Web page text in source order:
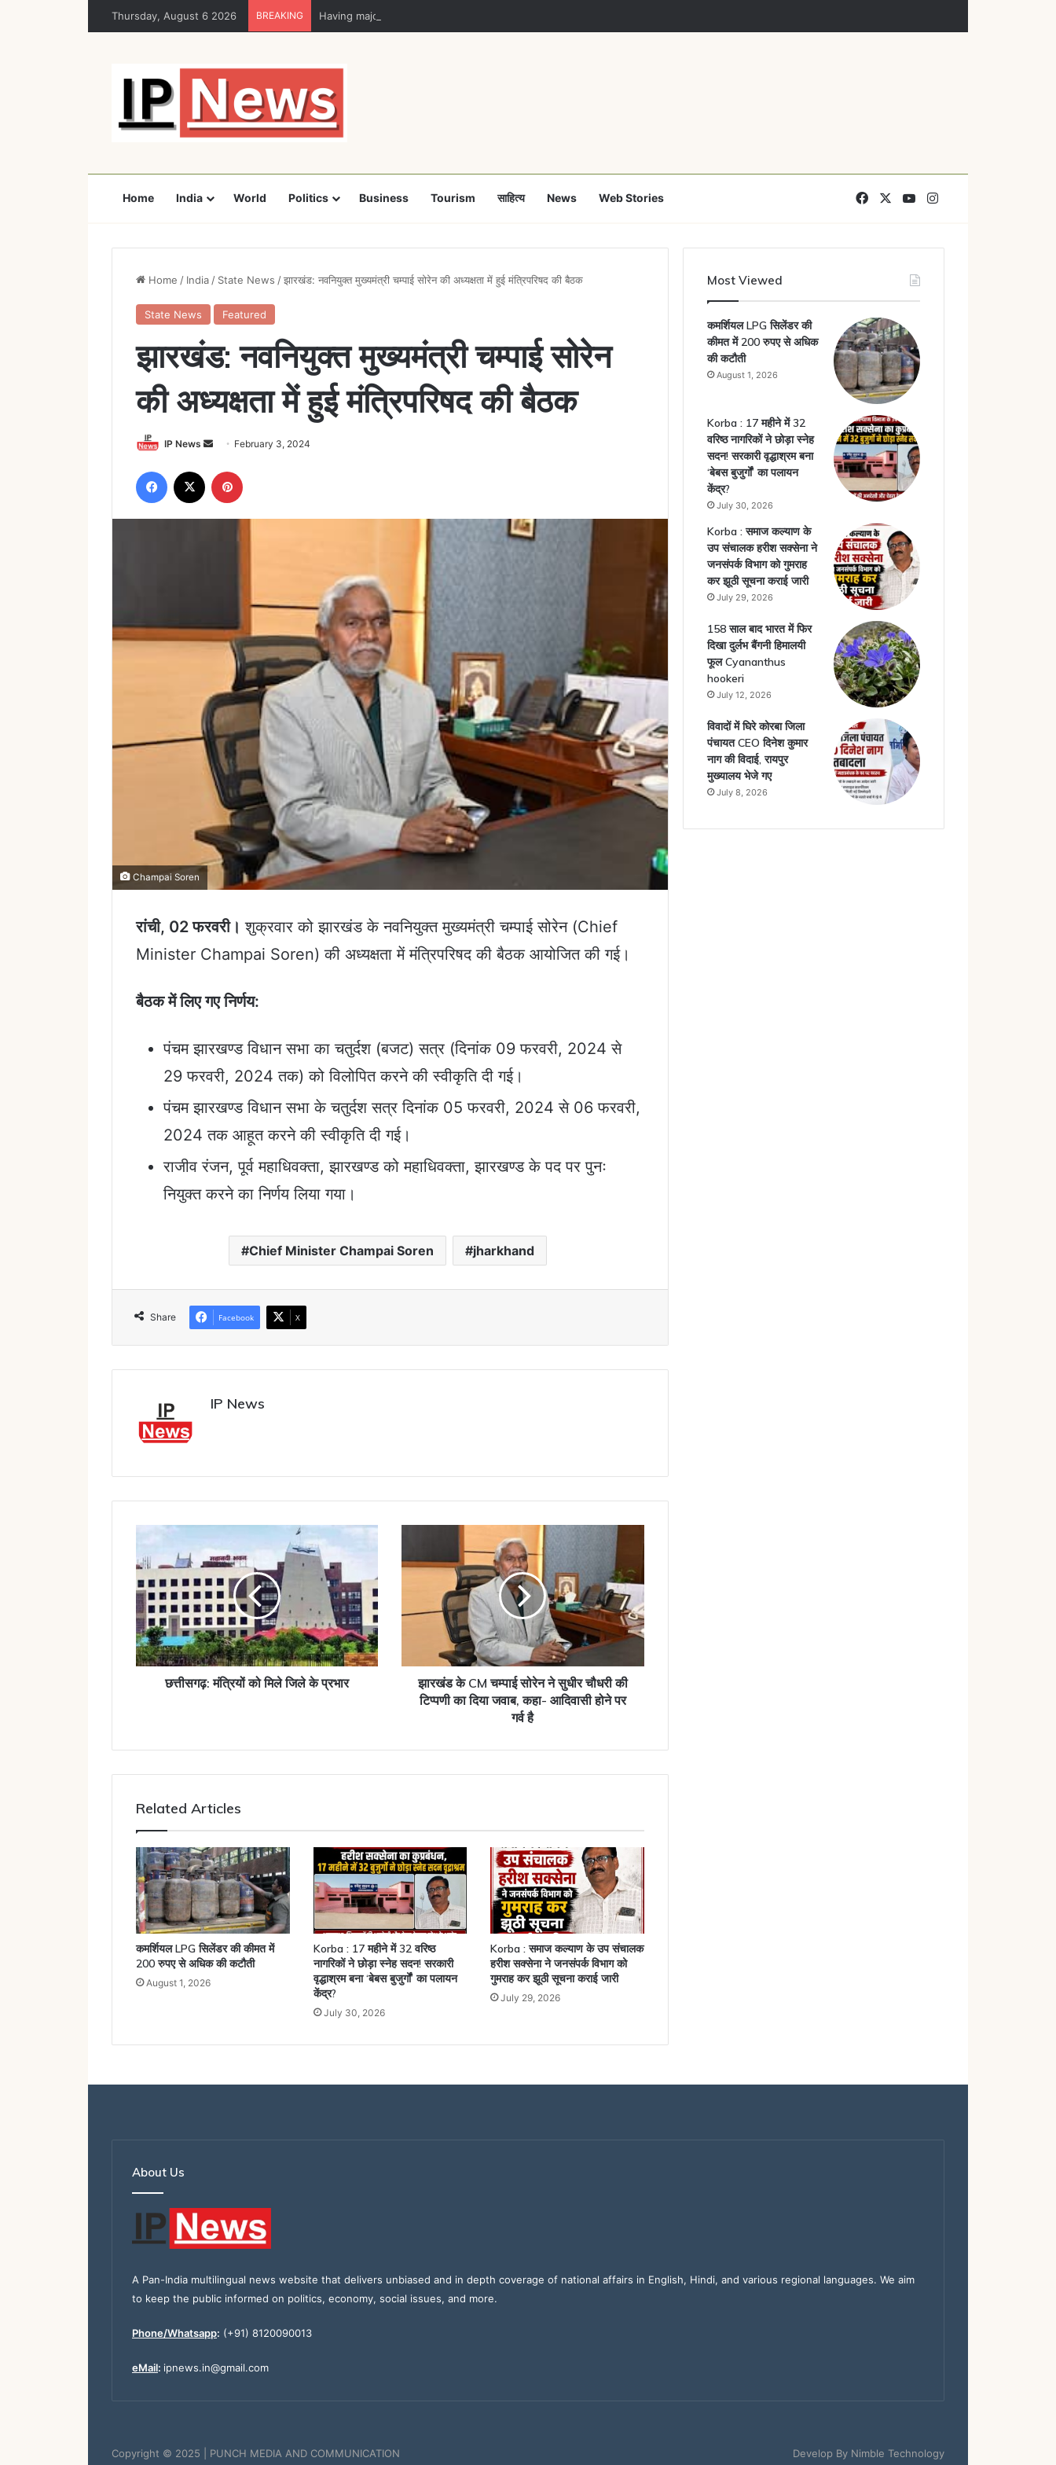
Thursday, August 6 2026 BREAKING Having majority no reason for lawmakers to defy party: Supreme Court
Home India World Politics Business Tourism साहित्य News Web Stories FacebookYouTubeInstagram
Home / India / State News /झारखंड: नवनियुक्त मुख्यमंत्री चम्पाई सोरेन की अध्यक्षता में हुई मंत्रिपरिषद की बैठक
State News Featured
झारखंड: नवनियुक्त मुख्यमंत्री चम्पाई सोरेन
की अध्यक्षता में हुई मंत्रिपरिषद की बैठक
IP News
Send
email
February 3, 2024
Facebook
Champai Soren
रांची, 02 फरवरी। शुक्रवार को झारखंड के नवनियुक्त मुख्यमंत्री चम्पाई सोरेन (Chief
Minister Champai Soren) की अध्यक्षता में मंत्रिपरिषद की बैठक आयोजित की गई।
बैठक में लिए गए निर्णय:
पंचम झारखण्ड विधान सभा का चतुर्दश (बजट) सत्र (दिनांक 09 फरवरी, 2024 से
29 फरवरी, 2024 तक) को विलोपित करने की स्वीकृति दी गई।
पंचम झारखण्ड विधान सभा के चतुर्दश सत्र दिनांक 05 फरवरी, 2024 से 06 फरवरी,
2024 तक आहूत करने की स्वीकृति दी गई।
राजीव रंजन, पूर्व महाधिवक्ता, झारखण्ड को महाधिवक्ता, झारखण्ड के पद पर पुनः
नियुक्त करने का निर्णय लिया गया।
Chief Minister Champai Soren jharkhand
Share Facebook X
IP News
को
मिले
जिले
के
प्रभार
छत्तीसगढ़: मंत्रियों को मिले जिले के प्रभार
CM
ने
की
टिप्पणी
है
झारखंड के CM चम्पाई सोरेन ने सुधीर चौधरी की
टिप्पणी का दिया जवाब, कहा- आदिवासी होने पर
गर्व है
Related Articles
कमर्शियल LPG सिलेंडर की कीमत में
200 रुपए से अधिक की कटौती
August 1, 2026
Korba : 17 महीने में 32 वरिष्ठ
नागरिकों ने छोड़ा स्नेह सदन! सरकारी
वृद्धाश्रम बना ‘बेबस बुजुर्गों’ का पलायन
केंद्र?
July 30, 2026
Korba : समाज कल्याण के उप संचालक
हरीश सक्सेना ने जनसंपर्क विभाग को
गुमराह कर झूठी सूचना कराई जारी
July 29, 2026
Most Viewed
कमर्शियल LPG सिलेंडर की
कीमत में 200 रुपए से अधिक
की कटौती
August 1, 2026
Korba : 17 महीने में 32
वरिष्ठ नागरिकों ने छोड़ा स्नेह
सदन! सरकारी वृद्धाश्रम बना
‘बेबस बुजुर्गों’ का पलायन
केंद्र?
July 30, 2026
Korba : समाज कल्याण के
उप संचालक हरीश सक्सेना ने
जनसंपर्क विभाग को गुमराह
कर झूठी सूचना कराई जारी
July 29, 2026
158 साल बाद भारत में फिर
दिखा दुर्लभ बैंगनी हिमालयी
फूल Cyananthus
hookeri
July 12, 2026
विवादों में घिरे कोरबा जिला
पंचायत CEO दिनेश कुमार
नाग की विदाई, रायपुर
मुख्यालय भेजे गए
July 8, 2026
About Us
A Pan-India multilingual news website that delivers unbiased and in depth coverage of national affairs in English, Hindi, and various regional languages. We aim
to keep the public informed on politics, economy, social issues, and more.
Phone/Whatsapp: (+91) 8120090013
eMail: ipnews.in@gmail.com
Copyright © 2025 | PUNCH MEDIA AND COMMUNICATION Develop By Nimble Technology